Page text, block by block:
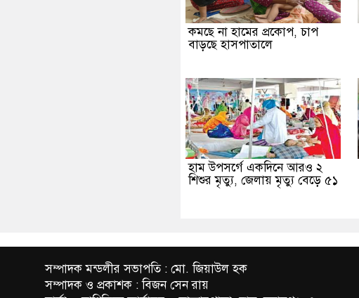
কমছে না হামের প্রকোপ, চাপ
বাড়ছে হাসপাতালে
হাম উপসর্গে একদিনে আরও ২
শিশুর মৃত্যু, জেলায় মৃত্যু বেড়ে ৫১
সম্পাদক মন্ডলীর সভাপতি : মো. জিয়াউল হক
সম্পাদক ও প্রকাশক : বিজন সেন রায়